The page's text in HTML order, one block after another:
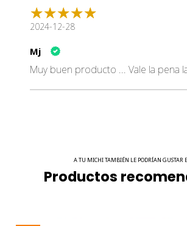
2024-12-28
Mj
Muy buen producto ... Vale la pena
A TU MICHI TAMBIÉN LE PODRÍAN GUSTAR
Productos